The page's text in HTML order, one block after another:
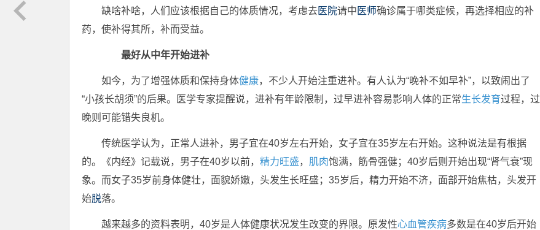
缺啥补啥，人们应该根据自己的体质情况，考虑去医院请中 医师确诊属于哪类症候，再选择相应的补
药，使补得其所，补而受益。
最好从中年开始进补
如今，为了增强体质和保持身体健康，不少人开始注重进补。有人认为“晚补不如早补”，以致闹出了
“小孩长胡须”的后果。医学专家提醒说，进补有年龄限制，过早进补容易影响人体的正常生长发育过程，过
晚则可能错失良机。
传统医学认为，正常人进补，男子宜在40岁左右开始，女子宜在35岁左右开始。这种说法是有根据
的。《内经》记载说，男子在40岁以前， 精力旺盛， 肌肉饱满，筋骨强健；40岁后则开始出现“肾气衰”现
象。而女子35岁前身体健壮，面貌娇嫩，头发生长旺盛；35岁后，精力开始不济，面部开始焦枯，头发开
始脱落。
越来越多的资料表明，40岁是人体健康状况发生改变的界限。原发性心血管疾病多数是在40岁后开始